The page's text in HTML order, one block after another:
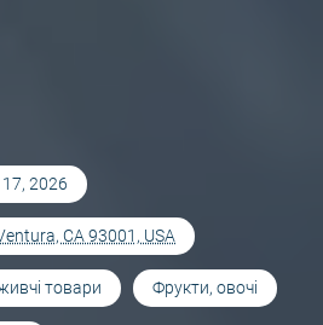
2026
CA 93001, USA
товари Фрукти, овочі